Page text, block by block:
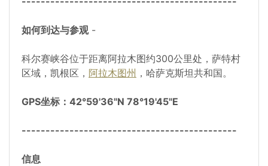
如何到达与参观-
科尔赛峡谷位于距离阿拉木图约300公里处，萨特村
区域，凯根区， 阿拉木图州 ，哈萨克斯坦共和国。
GPS坐标：42°59'36"N 78°19'45"E
---------------------------------------------
信息